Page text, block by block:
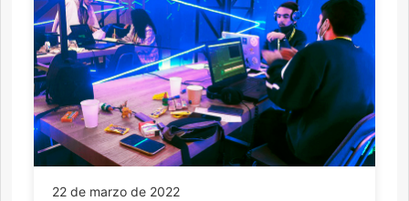
22 de marzo de 2022